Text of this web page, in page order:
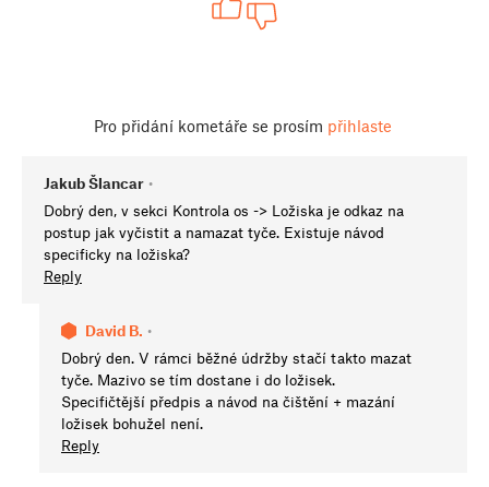
Pro přidání kometáře se prosím přihlaste
Jakub Šlancar •
Dobrý den, v sekci Kontrola os -> Ložiska je odkaz na
postup jak vyčistit a namazat tyče. Existuje návod
specificky na ložiska?
Reply
David B. •
Dobrý den. V rámci běžné údržby stačí takto mazat
tyče. Mazivo se tím dostane i do ložisek.
Specifičtější předpis a návod na čištění + mazání
ložisek bohužel není.
Reply